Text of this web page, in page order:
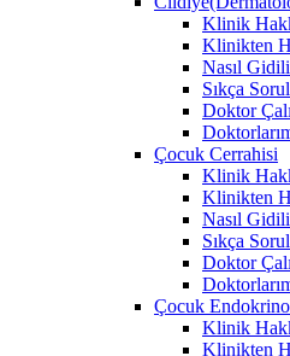
Klinik
Klinikten
Nasıl
Sıkça
Doktor
Çocuk Cerrahisi
Klinik
Klinikten
Nasıl
Sıkça
Doktor
Çocuk
Klinik
Klinikten